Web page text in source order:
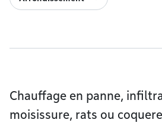
Chauffage en panne,
moisissure, rats ou